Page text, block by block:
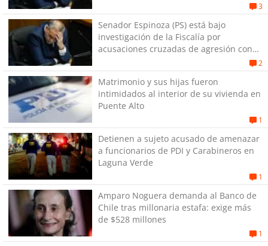
3
Senador Espinoza (PS) está bajo
investigación de la Fiscalía por
acusaciones cruzadas de agresión con
2
Matrimonio y sus hijas fueron
intimidados al interior de su vivienda en
Puente Alto
1
Detienen a sujeto acusado de amenazar
a funcionarios de PDI y Carabineros en
Laguna Verde
1
Amparo Noguera demanda al Banco de
Chile tras millonaria estafa: exige más
de $528 millones
1